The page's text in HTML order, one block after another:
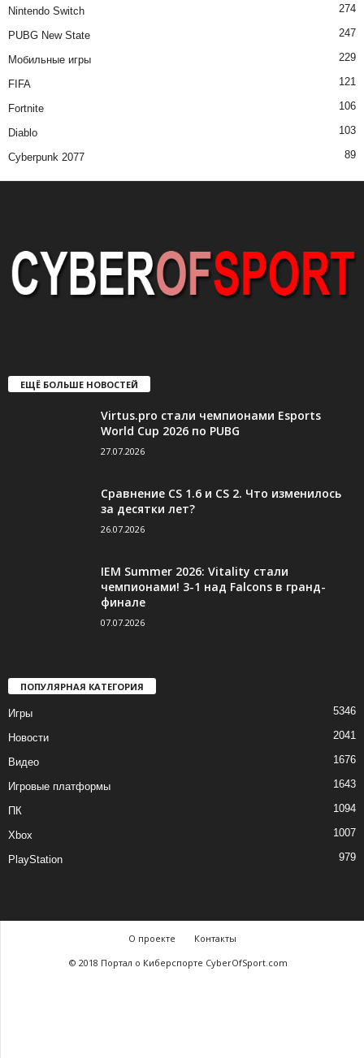
Nintendo Switch 274
PUBG New State 247
Мобильные игры 229
FIFA 121
Fortnite 106
Diablo 103
Cyberpunk 2077 89
ЕЩЁ БОЛЬШЕ НОВОСТЕЙ
Virtus.pro стали чемпионами Esports
World Cup 2026 по PUBG
27.07.2026
Сравнение CS 1.6 и CS 2. Что изменилось
за десятки лет?
26.07.2026
IEM Summer 2026: Vitality стали
чемпионами! 3-1 над Falcons в гранд-
финале
07.07.2026
ПОПУЛЯРНАЯ КАТЕГОРИЯ
Игры 5346
Новости 2041
Видео 1676
Игровые платформы 1643
ПК 1094
Xbox 1007
PlayStation 979
О проекте
Контакты
© 2018 Портал о Киберспорте CyberOfSport.com